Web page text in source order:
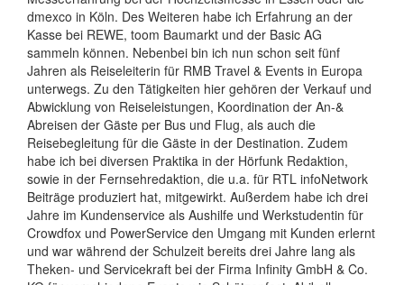
dmexco in Köln. Des Weiteren habe ich Erfahrung an der
Kasse bei REWE, toom Baumarkt und der Basic AG
sammeln können. Nebenbei bin ich nun schon seit fünf
Jahren als Reiseleiterin für RMB Travel & Events in Europa
unterwegs. Zu den Tätigkeiten hier gehören der Verkauf und
Abwicklung von Reiseleistungen, Koordination der An-&
Abreisen der Gäste per Bus und Flug, als auch die
Reisebegleitung für die Gäste in der Destination. Zudem
habe ich bei diversen Praktika in der Hörfunk Redaktion,
sowie in der Fernsehredaktion, die u.a. für RTL infoNetwork
Beiträge produziert hat, mitgewirkt. Außerdem habe ich drei
Jahre im Kundenservice als Aushilfe und Werkstudentin für
Crowdfox und PowerService den Umgang mit Kunden erlernt
und war während der Schulzeit bereits drei Jahre lang als
Theken- und Servicekraft bei der Firma Infinity GmbH & Co.